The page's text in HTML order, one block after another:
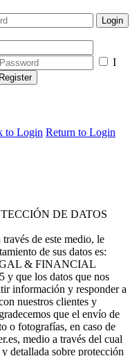
Login
I
Register
to Login Return to Login
DE DATOS
de este medio, le
de sus datos es:
& FINANCIAL
que los datos que nos
información y responder a
nuestros clientes y
que el envío de
o fotografías, en caso de
medio a través del cual
detallada sobre protección